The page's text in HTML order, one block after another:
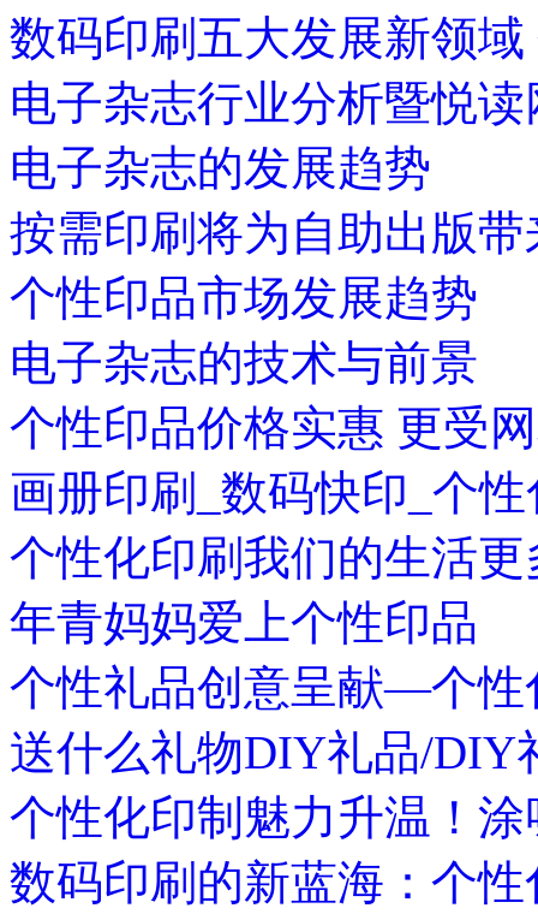
数码印刷五大发展新领
电子杂志行业分析暨悦
电子杂志的发展趋势
按需印刷将为自助出版
个性印品市场发展趋势
电子杂志的技术与前景
个性印品价格实惠 更受
画册印刷_数码快印_个
个性化印刷我们的生活
年青妈妈爱上个性印品
个性礼品创意呈献—个性
送什么礼物DIY礼品/DIY
个性化印制魅力升温！
数码印刷的新蓝海：个